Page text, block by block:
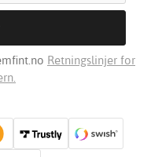
Retningslinjer for